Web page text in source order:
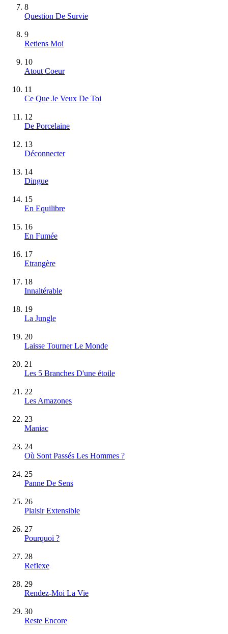
8
Question De Survie
9
Retiens Moi
10
Atout Coeur
11
Ce Que Je Veux De Toi
12
De Porcelaine
13
Déconnecter
14
Dingue
15
En Equilibre
16
En Fumée
17
Etrangère
18
Innaltérable
19
La Jungle
20
Laisse Tourner Le Monde
21
Les 5 Branches D'une étoile
22
Les Amazones
23
Maniac
24
Où Sont Passés Les Hommes ?
25
Panne De Sens
26
Plaisir Extensible
27
Pourquoi ?
28
Reflexe
29
Rendez-Moi La Vie
30
Reste Encore